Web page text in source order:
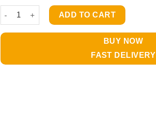
ViEX VX28 Plate - Tấm trao đổi nhiệt quantity
ADD TO CART
BUY NOW
FAST DELIVERY